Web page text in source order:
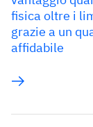
fisica oltre i
grazie a un
affidabile